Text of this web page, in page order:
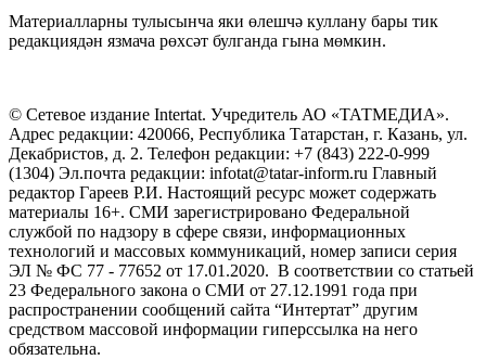
Материалларны тулысынча яки өлешчә куллану бары тик
редакциядән язмача рөхсәт булганда гына мөмкин.
© Сетевое издание Intertat. Учредитель АО «ТАТМЕДИА».
Адрес редакции: 420066, Республика Татарстан, г. Казань, ул.
Декабристов, д. 2. Телефон редакции: +7 (843) 222-0-999
(1304) Эл.почта редакции: infotat@tatar-inform.ru Главный
редактор Гареев Р.И. Настоящий ресурс может содержать
материалы 16+. СМИ зарегистрировано Федеральной
службой по надзору в сфере связи, информационных
технологий и массовых коммуникаций, номер записи серия
ЭЛ № ФС 77 - 77652 от 17.01.2020. В соответствии со статьей
23 Федерального закона о СМИ от 27.12.1991 года при
распространении сообщений сайта “Интертат” другим
средством массовой информации гиперссылка на него
обязательна.